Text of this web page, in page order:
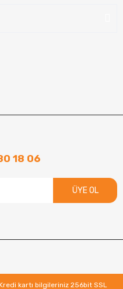
18 06
ÜYE OL
kartı bilgileriniz 256bit SSL